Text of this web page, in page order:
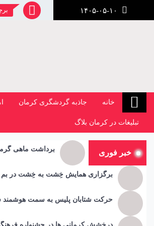
خانه جاذبه گردشگری کرمان
تبلیغات در کرمان بلاگ
خبر فوری برداشت ماهی
برگزاری همایش خِشت به خِشت در بم
حرکت شتابان پلیس به سمت هوشمند